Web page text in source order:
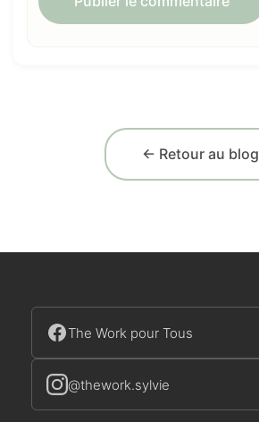
← Retour au blog
The Work pour Tous
@thework.sylvie